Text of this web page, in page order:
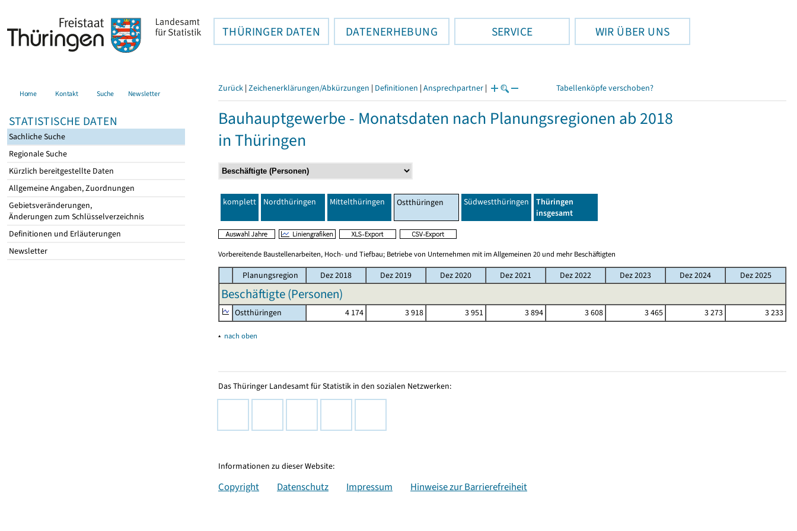
THÜRINGER DATEN DATENERHEBUNG SERVICE WIR ÜBER UNS
Home Kontakt Suche Newsletter
STATISTISCHE DATEN
Sachliche Suche
Regionale Suche
Kürzlich bereitgestellte Daten
Allgemeine Angaben, Zuordnungen
Gebietsveränderungen,
Änderungen zum Schlüsselverzeichnis
Definitionen und Erläuterungen
Newsletter
Zurück | Zeichenerklärungen/Abkürzungen | Definitionen | Ansprechpartner | Tabellenköpfe verschoben?
Bauhauptgewerbe - Monatsdaten nach Planungsregionen ab 2018
in Thüringen
komplett Nordthüringen Mittelthüringen Ostthüringen Südwestthüringen
Thüringen
insgesamt
Vorbereitende Baustellenarbeiten, Hoch- und Tiefbau; Betriebe von Unternehmen mit im Allgemeinen 20 und mehr Beschäftigten
Planungsregion Dez 2018 Dez 2019 Dez 2020 Dez 2021 Dez 2022 Dez 2023 Dez 2024 Dez 2025
Beschäftigte (Personen)
Ostthüringen 4 174 3 918 3 951 3 894 3 608 3 465 3 273 3 233
▴ nach oben
Das Thüringer Landesamt für Statistik in den sozialen Netzwerken:
Informationen zu dieser Website:
Copyright Datenschutz Impressum Hinweise zur Barrierefreiheit